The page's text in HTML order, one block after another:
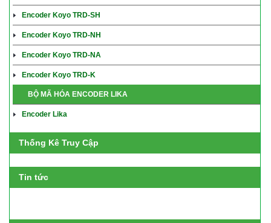
Encoder Koyo TRD-SH
Encoder Koyo TRD-NH
Encoder Koyo TRD-NA
Encoder Koyo TRD-K
BỘ MÃ HÓA ENCODER LIKA
Encoder Lika
Thống Kê Truy Cập
Tin tức